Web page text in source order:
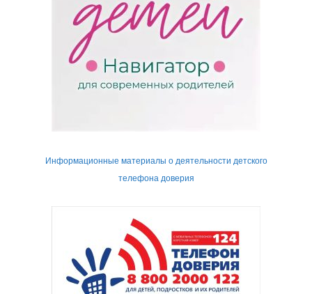
Информационные материалы о деятельности детского
телефона доверия